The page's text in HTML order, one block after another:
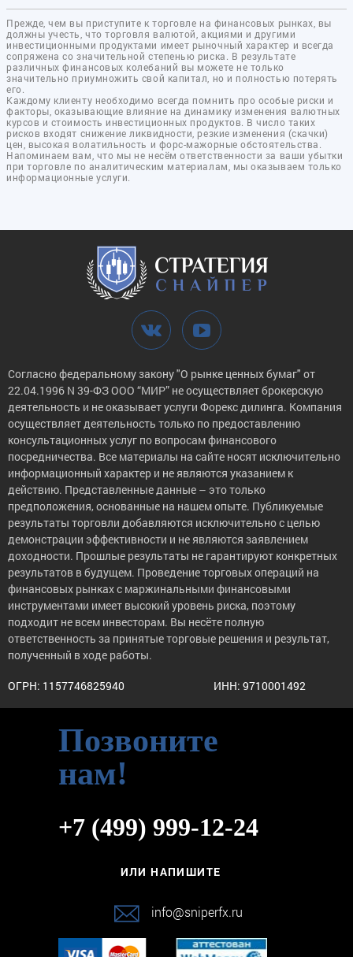
Прежде, чем вы приступите к торговле на финансовых рынках, вы
должны учесть, что торговля валютой, акциями и другими
инвестиционными продуктами имеет рыночный характер и всегда
сопряжена со значительной степенью риска. В результате
различных финансовых колебаний вы можете не только
значительно приумножить свой капитал, но и полностью потерять
его.
Каждому клиенту необходимо всегда помнить про особые риски и
факторы, оказывающие влияние на динамику изменения валютных
курсов и стоимость инвестиционных продуктов. В число таких
рисков входят снижение ликвидности, резкие изменения (скачки)
цен, высокая волатильность и форс-мажорные обстоятельства.
Напоминаем вам, что мы не несём ответственности за ваши убытки
при торговле по аналитическим материалам, мы оказываем только
информационные услуги.
Согласно федеральному закону "О рынке ценных бумаг" от
22.04.1996 N 39-ФЗ ООО “МИР” не осуществляет брокерскую
деятельность и не оказывает услуги Форекс дилинга. Компания
осуществляет деятельность только по предоставлению
консультационных услуг по вопросам финансового
посредничества. Все материалы на сайте носят исключительно
информационный характер и не являются указанием к
действию. Представленные данные – это только
предположения, основанные на нашем опыте. Публикуемые
результаты торговли добавляются исключительно с целью
демонстрации эффективности и не являются заявлением
доходности. Прошлые результаты не гарантируют конкретных
результатов в будущем. Проведение торговых операций на
финансовых рынках с маржинальными финансовыми
инструментами имеет высокий уровень риска, поэтому
подходит не всем инвесторам. Вы несёте полную
ответственность за принятые торговые решения и результат,
полученный в ходе работы.
ОГРН: 1157746825940 ИНН: 9710001492
Позвоните
нам!
+7 (499) 999-12-24
ИЛИ НАПИШИТЕ
info@sniperfx.ru